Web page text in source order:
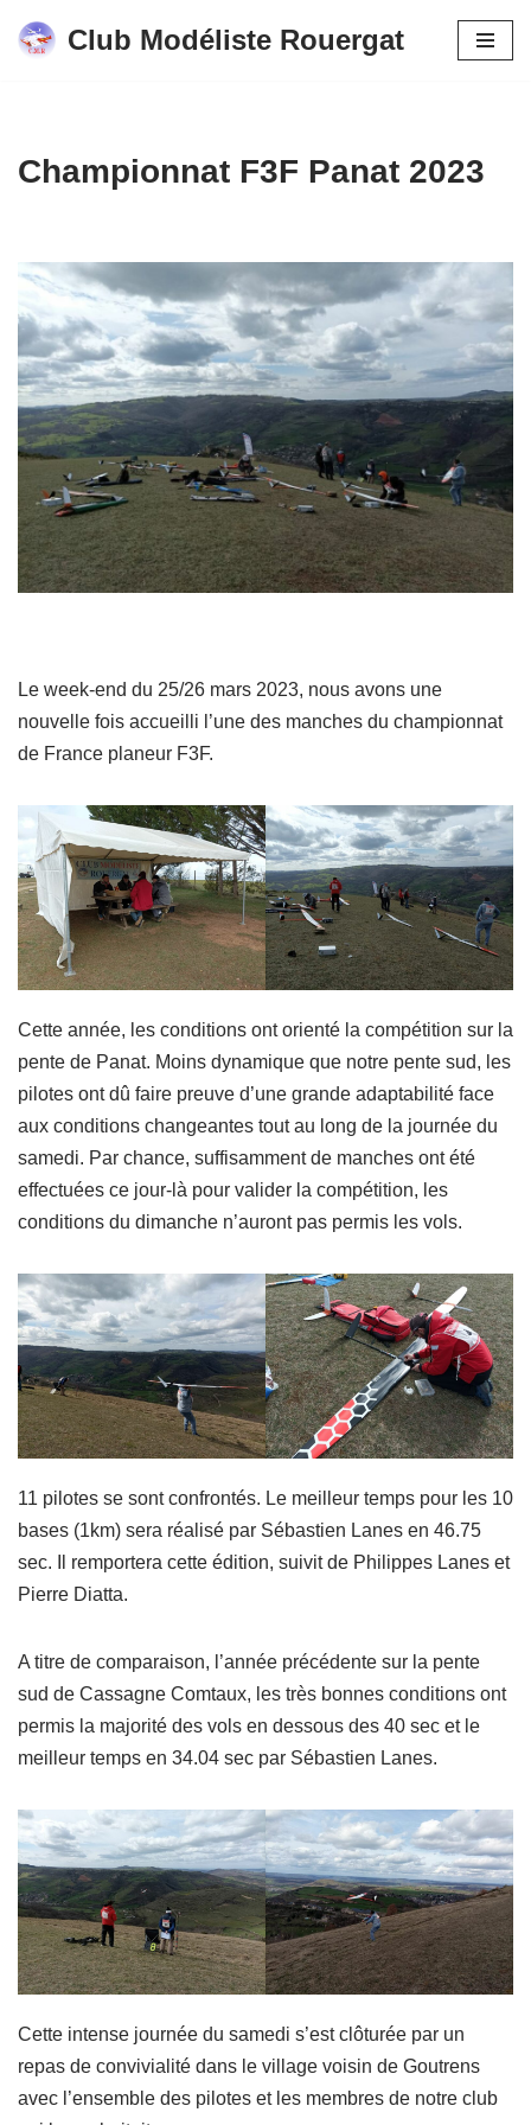
Club Modéliste Rouergat
Championnat F3F Panat 2023
Le week-end du 25/26 mars 2023, nous avons une
nouvelle fois accueilli l’une des manches du championnat
de France planeur F3F.
Cette année, les conditions ont orienté la compétition sur la
pente de Panat. Moins dynamique que notre pente sud, les
pilotes ont dû faire preuve d’une grande adaptabilité face
aux conditions changeantes tout au long de la journée du
samedi. Par chance, suffisamment de manches ont été
effectuées ce jour-là pour valider la compétition, les
conditions du dimanche n’auront pas permis les vols.
11 pilotes se sont confrontés. Le meilleur temps pour les 10
bases (1km) sera réalisé par Sébastien Lanes en 46.75
sec. Il remportera cette édition, suivit de Philippes Lanes et
Pierre Diatta.
A titre de comparaison, l’année précédente sur la pente
sud de Cassagne Comtaux, les très bonnes conditions ont
permis la majorité des vols en dessous des 40 sec et le
meilleur temps en 34.04 sec par Sébastien Lanes.
Cette intense journée du samedi s’est clôturée par un
repas de convivialité dans le village voisin de Goutrens
avec l’ensemble des pilotes et les membres de notre club